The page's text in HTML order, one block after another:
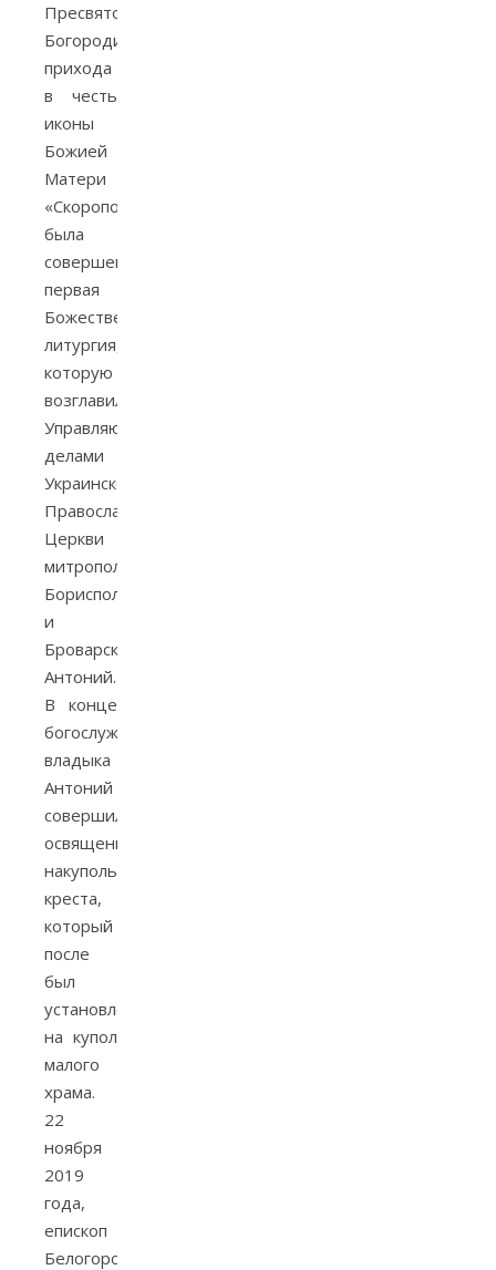
Пресвятой
Богородицы
прихода
в честь
иконы
Божией
Матери
«Скоропослушница»
была
совершена
первая
Божественная
литургия,
которую
возглавил
Управляющий
делами
Украинской
Православной
Церкви
митрополит
Бориспольский
и
Броварской
Антоний.
В конце
богослужения
владыка
Антоний
совершил
освящение
накупольного
креста,
который
после
был
установлен
на купол
малого
храма.
22
ноября
2019
года,
епископ
Белогородский